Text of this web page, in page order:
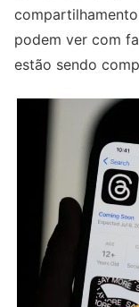
podem ver com
estão sendo